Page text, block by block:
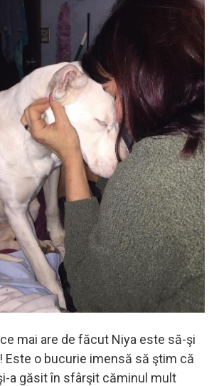
mai are de făcut Niya este să-şi
Este o bucurie imensă să ştim că
a găsit în sfârşit căminul mult